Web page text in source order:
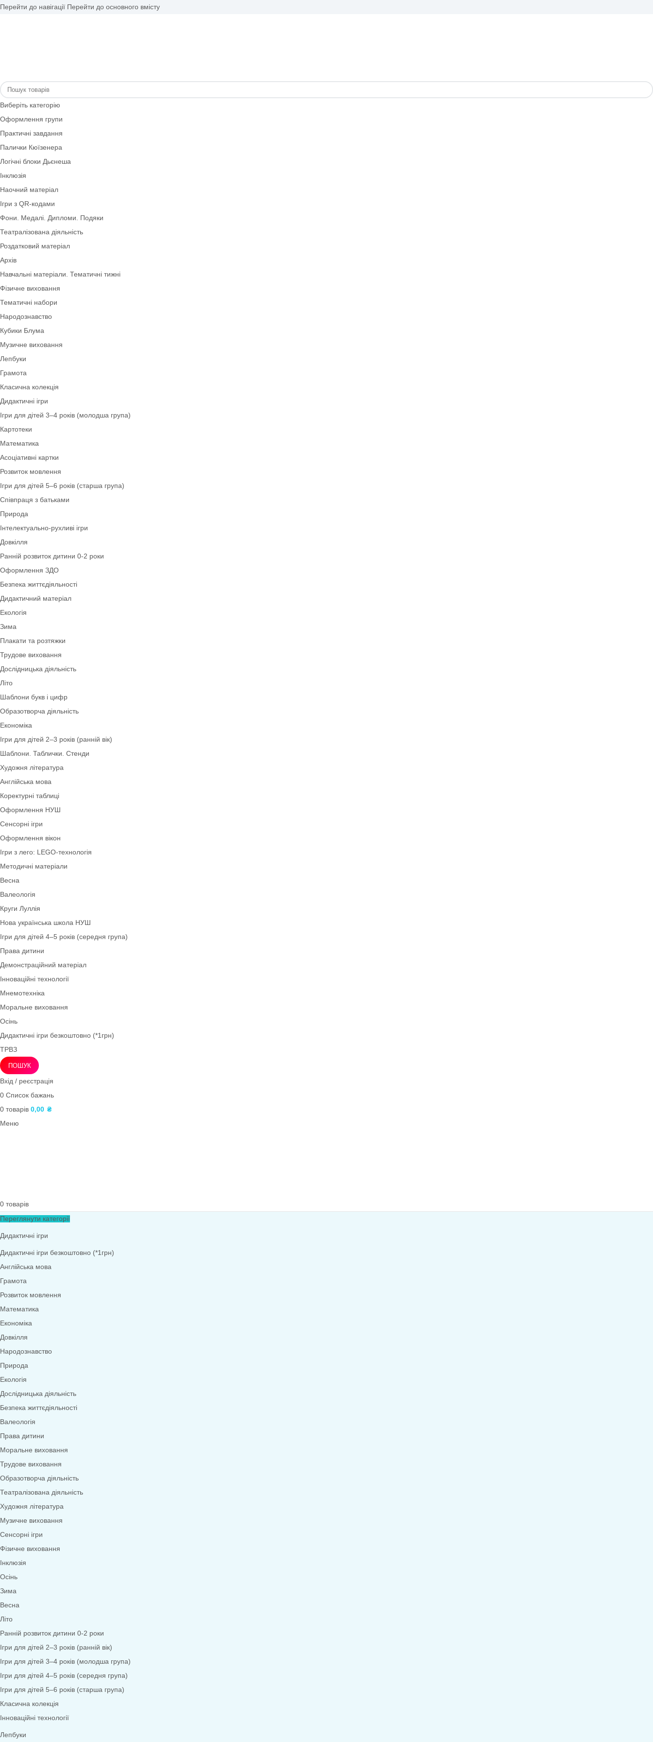
Перейти до навігаціїПерейти до основного вмісту
Виберіть категорію
Практичні завдання
Палички Кюїзенера
Логічні блоки Дьєнеша
Інклюзія
Наочний матеріал
Фони. Медалі. Дипломи. Подяки
Театралізована діяльність
Роздатковий матеріал
Архів
Навчальні матеріали. Тематичні тижні
Тематичні набори
Народознавство
Кубики Блума
Музичне виховання
Грамота
Класична колекція
Дидактичні ігри
Ігри для дітей 3–4 років (молодша група)
Картотеки
Асоціативні картки
Розвиток мовлення
Ігри для дітей 5–6 років (старша група)
Співпраця з батьками
Природа
Довкілля
Ранній розвиток дитини 0-2 роки
Оформлення ЗДО
Безпека життєдіяльності
Екологія
Зима
Плакати та розтяжки
Трудове виховання
Шаблони букв і цифр
Образотворча діяльність
Економіка
Ігри для дітей 2–3 років (ранній вік)
Англійська мова
Коректурні таблиці
Оформлення НУШ
Сенсорні ігри
Ігри з лего: LEGO-технологія
Методичні матеріали
Весна
Валеологія
Круги Луллія
Нова українська школа НУШ
Права дитини
Осінь
Дидактичні ігри безкоштовно (*1грн)
ТРВЗ
ПОШУК
Вхід / реєстрація
0
Меню
Переглянути категорії
Дидактичні ігри
Дидактичні ігри безкоштовно (*1грн)
Англійська мова
Грамота
Розвиток мовлення
Математика
Довкілля
Народознавство
Природа
Екологія
Дослідницька діяльність
Валеологія
Права дитини
Моральне виховання
Трудове виховання
Образотворча діяльність